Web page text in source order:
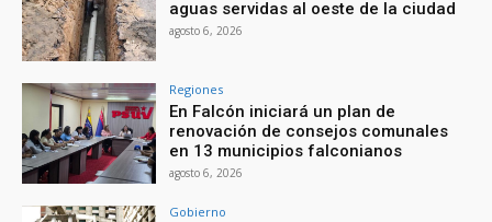
aguas servidas al oeste de la ciudad
agosto 6, 2026
Regiones
En Falcón iniciará un plan de
renovación de consejos comunales
en 13 municipios falconianos
agosto 6, 2026
Gobierno